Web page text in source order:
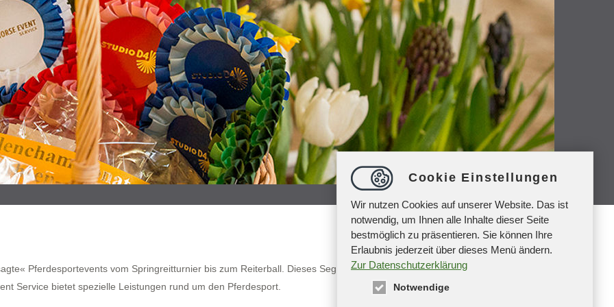
Pferdesportevents vom Springreitturnier bis zum Reiterball. Dieses Segment bauen wir kontinuierlich aus und haben zu
Service bietet spezielle Leistungen rund um den Pferdesport.
Cookie Einstellungen
Wir nutzen Cookies auf unserer Website. Das ist
notwendig, um Ihnen alle Inhalte dieser Seite
bestmöglich zu präsentieren. Sie können Ihre
Erlaubnis jederzeit über dieses Menü ändern.
Zur Datenschutzerklärung
Notwendige